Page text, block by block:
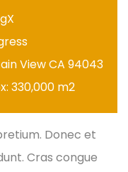
View CA 94043
330,000 m2
Donec et
Cras congue